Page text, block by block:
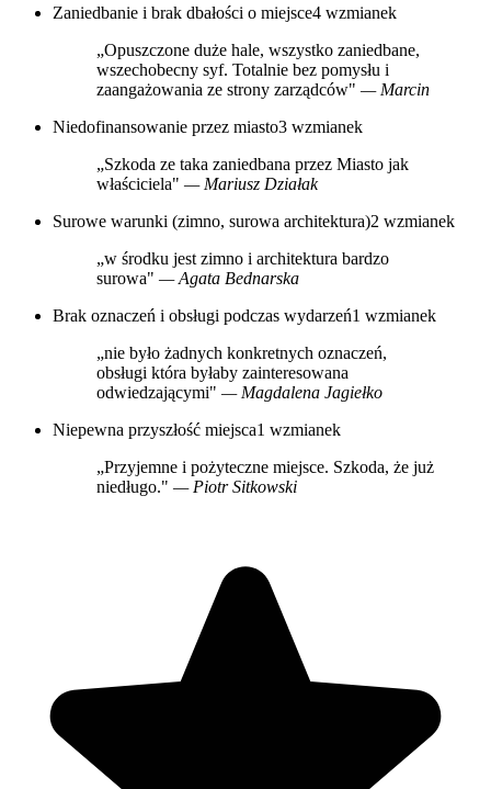
Zaniedbanie i brak dbałości o miejsce4 wzmianek
„Opuszczone duże hale, wszystko zaniedbane,
wszechobecny syf. Totalnie bez pomysłu i
zaangażowania ze strony zarządców" — Marcin
Niedofinansowanie przez miasto3 wzmianek
„Szkoda ze taka zaniedbana przez Miasto jak
właściciela" — Mariusz Działak
Surowe warunki (zimno, surowa architektura)2 wzmianek
„w środku jest zimno i architektura bardzo
surowa" — Agata Bednarska
Brak oznaczeń i obsługi podczas wydarzeń1 wzmianek
„nie było żadnych konkretnych oznaczeń,
obsługi która byłaby zainteresowana
odwiedzającymi" — Magdalena Jagiełko
Niepewna przyszłość miejsca1 wzmianek
„Przyjemne i pożyteczne miejsce. Szkoda, że już
niedługo." — Piotr Sitkowski